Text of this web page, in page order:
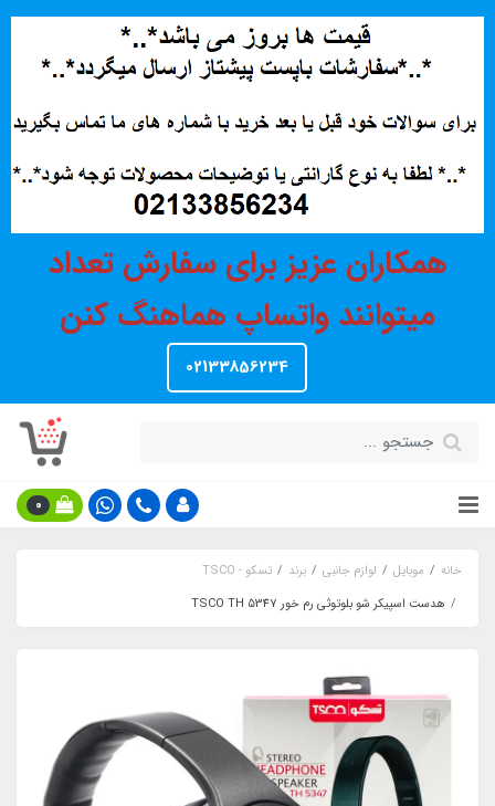
همکاران عزیز برای سفارش تعداد
میتوانند واتساپ هماهنگ کنن
02133856234
0
خانه موبایل لوازم جانبی برند
تسکو - TSCO
هدست اسپیکر شو بلوتوثی رم خور TSCO TH 5347